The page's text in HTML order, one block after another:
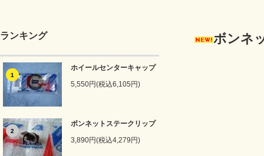
ランキング
1
ホイールセンターキャップ
5,550円(税込6,105円)
2
ボンネットステークリップ
3,890円(税込4,279円)
ボンネ